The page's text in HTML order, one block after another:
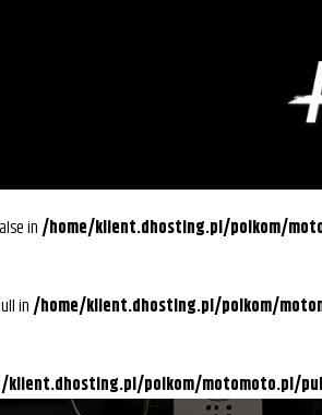
in/home/klient.dhosting.pl/polkom/
in/home/klient.dhosting.pl/polkom/
klient.dhosting.pl/polkom/motomoto.pl/